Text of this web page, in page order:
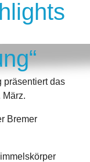
präsentiert das
Bremer